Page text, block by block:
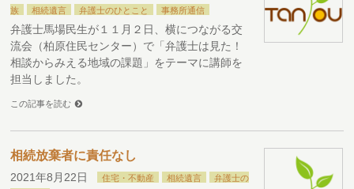
族
相続遺言 弁護士のひとこと 事務所通信
弁護士馬場民生が１１月２日、横につながる交
流会（柏原住民センター）で「弁護士は見た！
相談からみえる地域の課題」をテーマに講師を
担当しました。
この記事を読む
相続放棄者に責任なし
2021年8月22日 住宅・不動産 相続遺言
弁護士の